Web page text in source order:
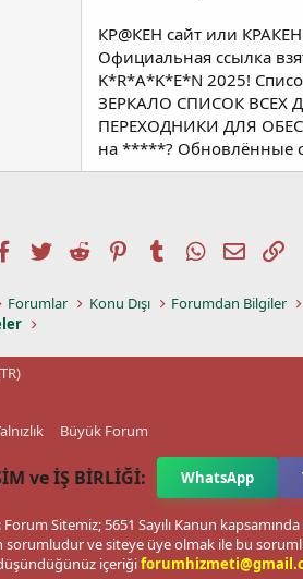
КР@КEН сайт или
Официальная ссылка
K*R*A*K*E*N 2025!
ЗЕРКАЛО СПИСОК ВСЕХ
ПЕРЕХОДНИКИ ДЛЯ
на *****? Обновлённые
Facebook
TwitterReddit PinterestTumblrWhatsApp
E-posta
Forumlar Konu Dışı Forumdan Bilgiler
Büyük Forum
ve İŞ BİRLİĞİ: WhatsApp
Forum Sitemiz; 5651 Sayılı Kanun
sorumludur ve siteye üye olmak ile bu
içeriği